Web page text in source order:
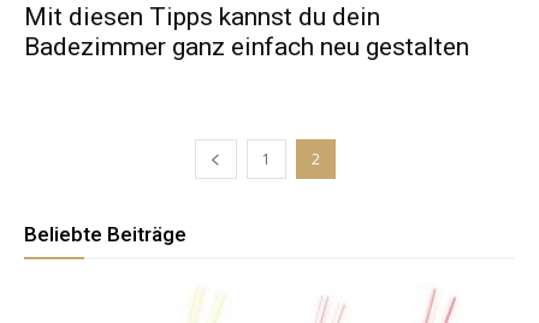
Mit diesen Tipps kannst du dein
Badezimmer ganz einfach neu gestalten
1 2
Beliebte Beiträge